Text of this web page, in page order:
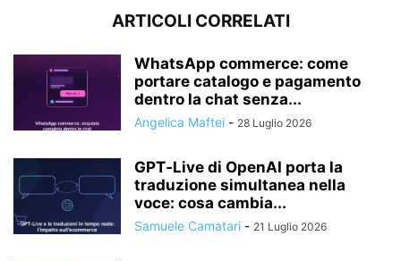
ARTICOLI CORRELATI
WhatsApp commerce: come
portare catalogo e pagamento
dentro la chat senza...
Angelica Maftei - 28 Luglio 2026
GPT‑Live di OpenAI porta la
traduzione simultanea nella
voce: cosa cambia...
Samuele Camatari - 21 Luglio 2026